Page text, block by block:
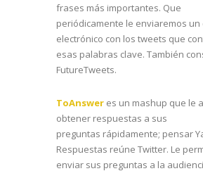
frases más importantes. Que
periódicamente le enviaremos un
electrónico con los tweets que
esas palabras clave. También
FutureTweets.
ToAnswer es un mashup que le
obtener respuestas a sus
preguntas rápidamente; pensar
Respuestas reúne Twitter. Le
enviar sus preguntas a la